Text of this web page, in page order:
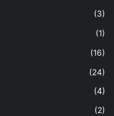
(3)
(1)
(16)
(24)
(4)
(2)